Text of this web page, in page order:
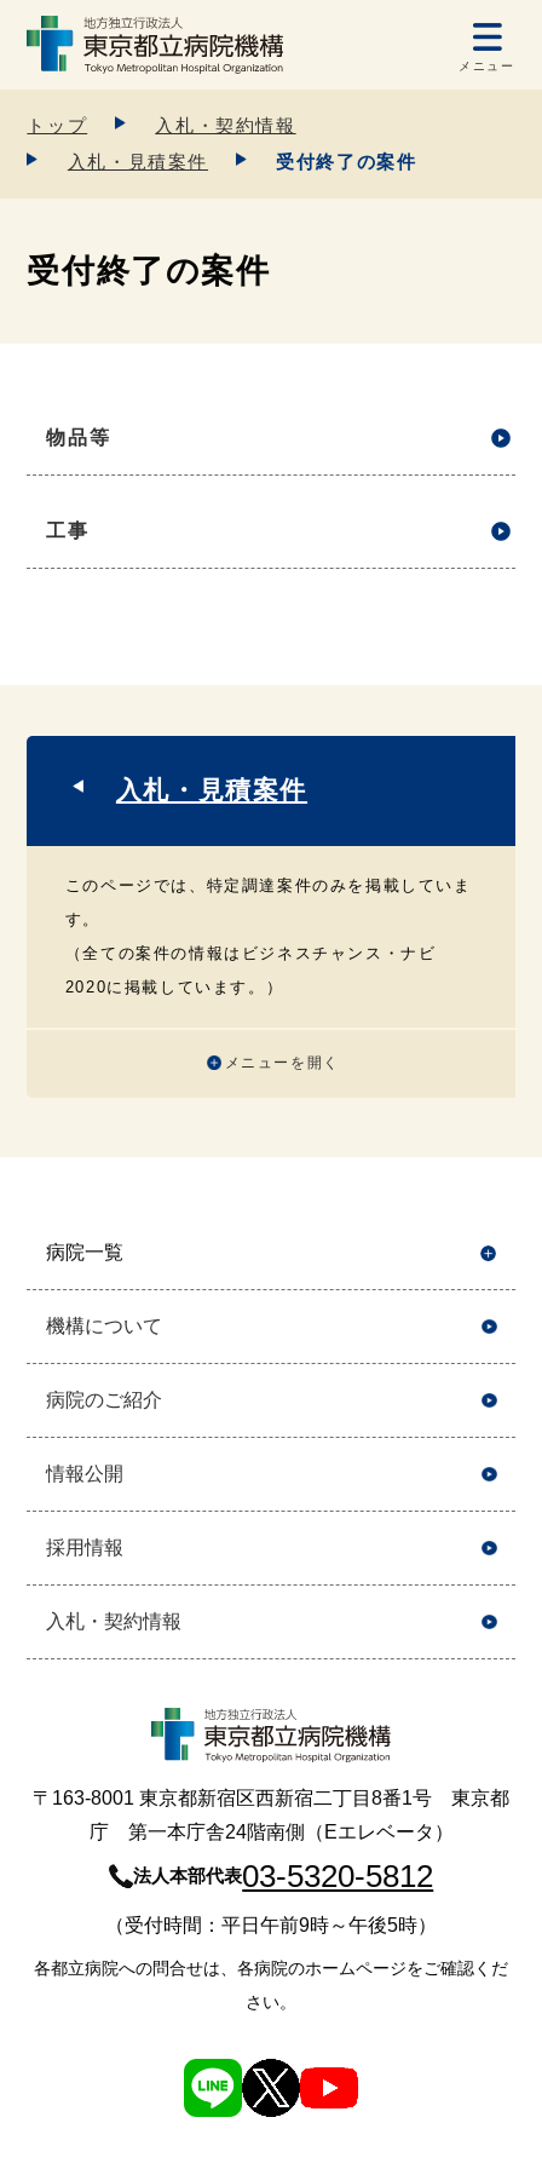
メニュー
トップ
入札・契約情報
入札・見積案件
受付終了の案件
受付終了の案件
物品等
工事
入札・見積案件
このページでは、特定調達案件のみを掲載していま
す。
（全ての案件の情報はビジネスチャンス・ナビ
2020に掲載しています。）
メニューを開く
病院一覧
機構について
病院のご紹介
情報公開
採用情報
入札・契約情報
〒163-8001 東京都新宿区西新宿二丁目8番1号 東京都
庁 第一本庁舎24階南側（Eエレベータ）
法人本部代表03-5320-5812
（受付時間：平日午前9時～午後5時）
各都立病院への問合せは、各病院のホームページをご確認くだ
さい。